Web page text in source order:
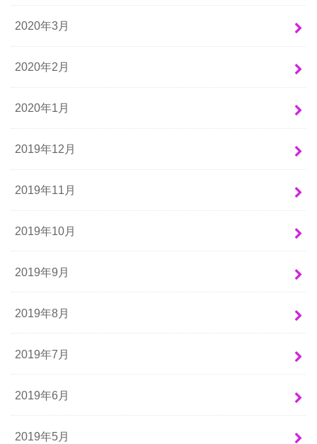
2020年3月
2020年2月
2020年1月
2019年12月
2019年11月
2019年10月
2019年9月
2019年8月
2019年7月
2019年6月
2019年5月